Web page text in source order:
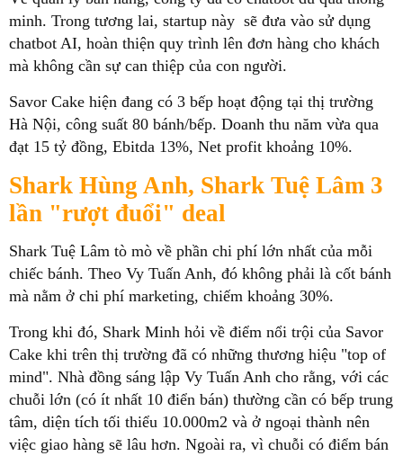
minh. Trong tương lai, startup này sẽ đưa vào sử dụng
chatbot AI, hoàn thiện quy trình lên đơn hàng cho khách
mà không cần sự can thiệp của con người.
Savor Cake hiện đang có 3 bếp hoạt động tại thị trường
Hà Nội, công suất 80 bánh/bếp. Doanh thu năm vừa qua
đạt 15 tỷ đồng, Ebitda 13%, Net profit khoảng 10%.
Shark Hùng Anh, Shark Tuệ Lâm 3
lần "rượt đuổi" deal
Shark Tuệ Lâm tò mò về phần chi phí lớn nhất của mỗi
chiếc bánh. Theo Vy Tuấn Anh, đó không phải là cốt bánh
mà nằm ở chi phí marketing, chiếm khoảng 30%.
Trong khi đó, Shark Minh hỏi về điểm nổi trội của Savor
Cake khi trên thị trường đã có những thương hiệu "top of
mind". Nhà đồng sáng lập Vy Tuấn Anh cho rằng, với các
chuỗi lớn (có ít nhất 10 điển bán) thường cần có bếp trung
tâm, diện tích tối thiểu 10.000m2 và ở ngoại thành nên
việc giao hàng sẽ lâu hơn. Ngoài ra, vì chuỗi có điểm bán